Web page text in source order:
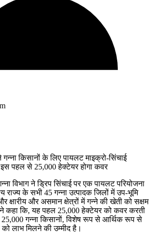
विभाग ने ड्रिप सिंचाई पर एक पायलट परियोजना
राज्य के सभी 45 गन्ना उत्पादक जिलों में उप-भूमि
क्षारीय और असमान क्षेत्रों में गन्ने की खेती को सक्षम
ने कहा कि, यह पहल 25,000 हेक्टेयर को कवर करती
गन्ना किसानों, विशेष रूप से आर्थिक रूप से
लाभ मिलने की उम्मीद है।